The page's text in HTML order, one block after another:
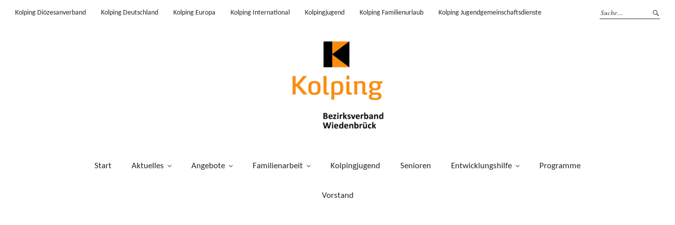
Kolping Diözesanverband Kolping Deutschland Kolping Europa Kolping International Kolpingjugend Kolping Familienurlaub Kolping Jugendgemeinschaftsdienste
Start Aktuelles Angebote Familienarbeit Kolpingjugend Senioren Entwicklungshilfe Programme
Vorstand